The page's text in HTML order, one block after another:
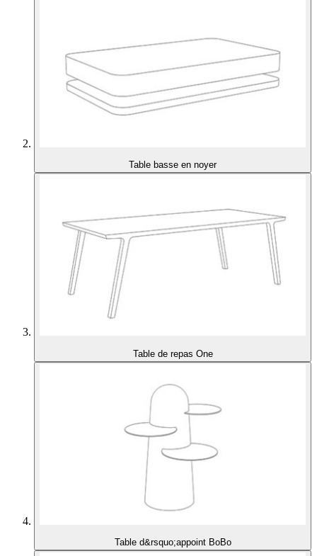
Table basse en noyer
Table de repas One
Table d&rsquo;appoint BoBo